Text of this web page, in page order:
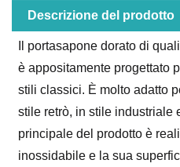
Descrizione del prodotto
Il portasapone dorato di
è appositamente progettato
stili classici. È molto adatto
stile retrò, in stile industriale
principale del prodotto è
inossidabile e la sua